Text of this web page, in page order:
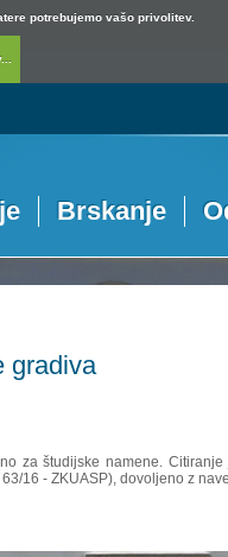
potrebujemo vašo privolitev.
Brskanje
gradiva
za študijske namene.
16 - ZKUASP), dovoljeno z